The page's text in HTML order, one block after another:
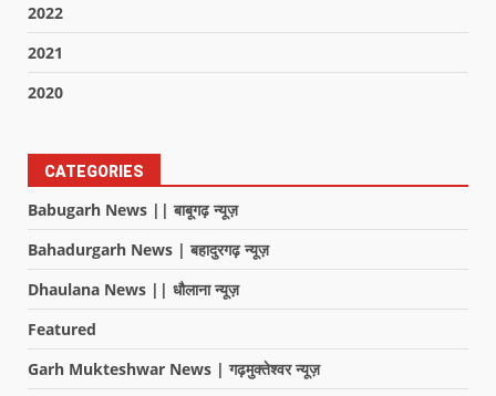
2022
2021
2020
CATEGORIES
Babugarh News || बाबूगढ़ न्यूज़
Bahadurgarh News | बहादुरगढ़ न्यूज़
Dhaulana News || धौलाना न्यूज़
Featured
Garh Mukteshwar News | गढ़मुक्तेश्वर न्यूज़